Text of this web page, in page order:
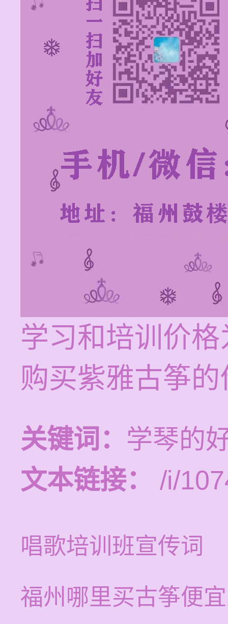
学习和培训价
购买紫雅古筝
关键词： 学琴的
文本链接：
/i/
唱歌培训班宣传词
福州哪里买古筝便